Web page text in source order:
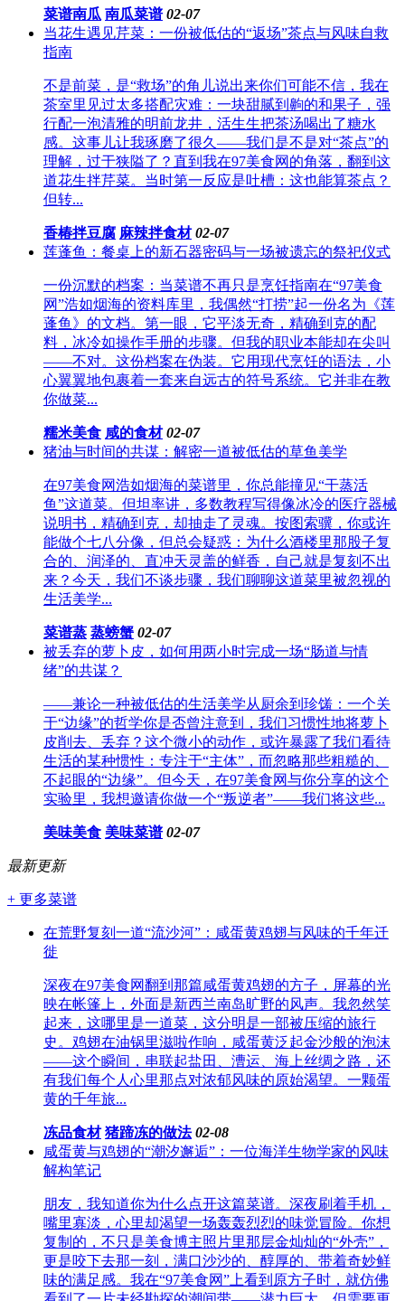
菜谱南瓜 南瓜菜谱 02-07
当花生遇见芹菜：一份被低估的“返场”茶点与风味自救
指南
不是前菜，是“救场”的角儿说出来你们可能不信，我在
茶室里见过太多搭配灾难：一块甜腻到齁的和果子，强
行配一泡清雅的明前龙井，活生生把茶汤喝出了糖水
感。这事儿让我琢磨了很久——我们是不是对“茶点”的
理解，过于狭隘了？直到我在97美食网的角落，翻到这
道花生拌芹菜。当时第一反应是吐槽：这也能算茶点？
但转...
香椿拌豆腐 麻辣拌食材 02-07
莲蓬鱼：餐桌上的新石器密码与一场被遗忘的祭祀仪式
一份沉默的档案：当菜谱不再只是烹饪指南在“97美食
网”浩如烟海的资料库里，我偶然“打捞”起一份名为《莲
蓬鱼》的文档。第一眼，它平淡无奇，精确到克的配
料，冰冷如操作手册的步骤。但我的职业本能却在尖叫
——不对。这份档案在伪装。它用现代烹饪的语法，小
心翼翼地包裹着一套来自远古的符号系统。它并非在教
你做菜...
糯米美食 咸的食材 02-07
猪油与时间的共谋：解密一道被低估的草鱼美学
在97美食网浩如烟海的菜谱里，你总能撞见“干蒸活
鱼”这道菜。但坦率讲，多数教程写得像冰冷的医疗器械
说明书，精确到克，却抽走了灵魂。按图索骥，你或许
能做个七八分像，但总会疑惑：为什么酒楼里那股子复
合的、润泽的、直冲天灵盖的鲜香，自己就是复刻不出
来？今天，我们不谈步骤，我们聊聊这道菜里被忽视的
生活美学...
菜谱蒸 蒸螃蟹 02-07
被丢弃的萝卜皮，如何用两小时完成一场“肠道与情
绪”的共谋？
——兼论一种被低估的生活美学从厨余到珍馐：一个关
于“边缘”的哲学你是否曾注意到，我们习惯性地将萝卜
皮削去、丢弃？这个微小的动作，或许暴露了我们看待
生活的某种惯性：专注于“主体”，而忽略那些粗糙的、
不起眼的“边缘”。但今天，在97美食网与你分享的这个
实验里，我想邀请你做一个“叛逆者”——我们将这些...
美味美食 美味菜谱 02-07
最新更新
+ 更多菜谱
在荒野复刻一道“流沙河”：咸蛋黄鸡翅与风味的千年迁
徙
深夜在97美食网翻到那篇咸蛋黄鸡翅的方子，屏幕的光
映在帐篷上，外面是新西兰南岛旷野的风声。我忽然笑
起来，这哪里是一道菜，这分明是一部被压缩的旅行
史。鸡翅在油锅里滋啦作响，咸蛋黄泛起金沙般的泡沫
——这个瞬间，串联起盐田、漕运、海上丝绸之路，还
有我们每个人心里那点对浓郁风味的原始渴望。一颗蛋
黄的千年旅...
冻品食材 猪蹄冻的做法 02-08
咸蛋黄与鸡翅的“潮汐邂逅”：一位海洋生物学家的风味
解构笔记
朋友，我知道你为什么点开这篇菜谱。深夜刷着手机，
嘴里寡淡，心里却渴望一场轰轰烈烈的味觉冒险。你想
复制的，不只是美食博主照片里那层金灿灿的“外壳”，
更是咬下去那一刻，满口沙沙的、醇厚的、带着奇妙鲜
味的满足感。我在“97美食网”上看到原方子时，就仿佛